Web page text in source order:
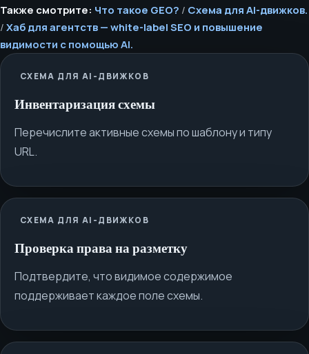
Также смотрите: Что такое GEO? / Схема для AI-движков.
/ Хаб для агентств — white-label SEO и повышение
видимости с помощью AI.
СХЕМА ДЛЯ AI-ДВИЖКОВ
Инвентаризация схемы
Перечислите активные схемы по шаблону и типу
URL.
СХЕМА ДЛЯ AI-ДВИЖКОВ
Проверка права на разметку
Подтвердите, что видимое содержимое
поддерживает каждое поле схемы.